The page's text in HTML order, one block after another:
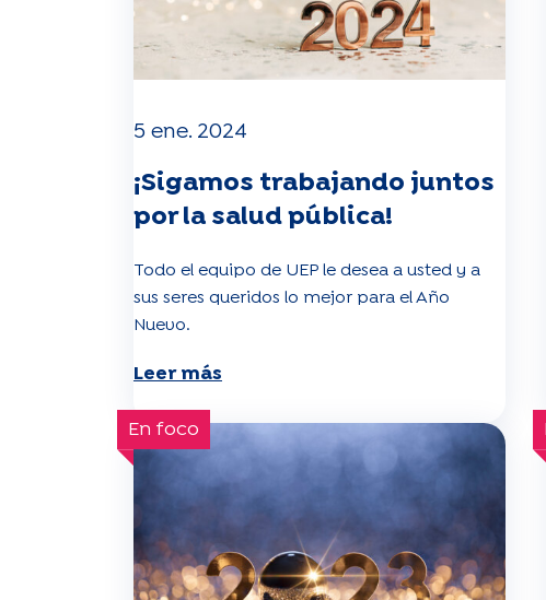
5 ene. 2024
¡Sigamos trabajando juntos
por la salud pública!
Todo el equipo de UEP le desea a usted y a
sus seres queridos lo mejor para el Año
Nuevo.
Leer más
En foco